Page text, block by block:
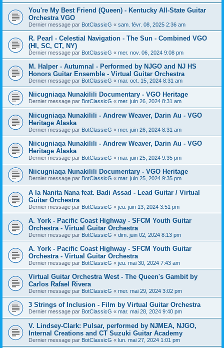
You're My Best Friend (Queen) - Kentucky All-State Guitar
Orchestra VGO
Dernier message par BotClassicG « sam. févr. 08, 2025 2:36 am
R. Pearl - Celestial Navigation - The Sun - Combined VGO
(HI, SC, CT, NY)
Dernier message par BotClassicG « mer. nov. 06, 2024 9:08 pm
M. Halper - Autumnal - Performed by NJGO and NJ HS
Honors Guitar Ensemble - Virtual Guitar Orchestra
Dernier message par BotClassicG « mar. oct. 15, 2024 8:31 am
Niicugniaqa Nunakilili Documentary - VGO Heritage
Dernier message par BotClassicG « mer. juin 26, 2024 8:31 am
Niicugniaqa Nunakilili - Andrew Weaver, Darin Au - VGO
Heritage Alaska
Dernier message par BotClassicG « mer. juin 26, 2024 8:31 am
Niicugniaqa Nunakilili - Andrew Weaver, Darin Au - VGO
Heritage Alaska
Dernier message par BotClassicG « mar. juin 25, 2024 9:35 pm
Niicugniaqa Nunakilili Documentary - VGO Heritage
Dernier message par BotClassicG « mar. juin 25, 2024 9:35 pm
A la Nanita Nana feat. Badi Assad - Lead Guitar / Virtual
Guitar Orchestra
Dernier message par BotClassicG « jeu. juin 13, 2024 3:51 pm
A. York - Pacific Coast Highway - SFCM Youth Guitar
Orchestra - Virtual Guitar Orchestra
Dernier message par BotClassicG « dim. juin 02, 2024 8:13 pm
A. York - Pacific Coast Highway - SFCM Youth Guitar
Orchestra - Virtual Guitar Orchestra
Dernier message par BotClassicG « jeu. mai 30, 2024 7:43 am
Virtual Guitar Orchestra West - The Queen's Gambit by
Carlos Rafael Rivera
Dernier message par BotClassicG « mer. mai 29, 2024 3:02 pm
3 Strings of Inclusion - Film by Virtual Guitar Orchestra
Dernier message par BotClassicG « mar. mai 28, 2024 9:40 pm
V. Lindsey-Clark: Pulsar, performed by NJMEA, NJGO,
Internal Creations and CT Suzuki Guitar Academy
Dernier message par BotClassicG « lun. mai 27, 2024 1:01 pm